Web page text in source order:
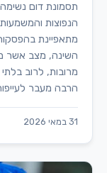
תסמונת דום
הנפוצות
מתאפיינת
השינה, מצב אשר
מרובות, לרוב
הרבה מעבר
31 במאי 2026